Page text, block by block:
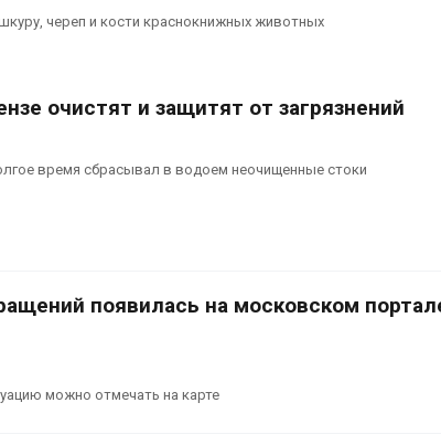
череп и кости краснокнижных животных
очистят и защитят от загрязнений
время сбрасывал в водоем неочищенные стоки
появилась на московском
можно отмечать на карте
года
сразу несколько
установили
Авг 6, 2026